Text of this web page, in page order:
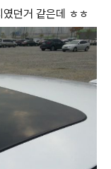
던거 같은데 ㅎㅎ